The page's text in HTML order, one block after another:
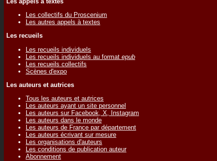
Les collectifs du Proscenium
Les autres appels à textes
Les recueils
Les recueils individuels
Les recueils individuels au format epub
Les recueils collectifs
Scènes d'expo
Les auteurs et autrices
Tous les auteurs et autrices
Les auteurs ayant un site personnel
Les auteurs sur Facebook, X, Instagram
Les auteurs dans le monde
Les auteurs de France par département
Les auteurs écrivant sur mesure
Les organisations d'auteurs
Les conditions de publication auteur
Abonnement